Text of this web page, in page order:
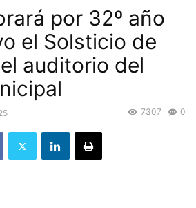
por 32º año
el Solsticio de
auditorio del
0
7307